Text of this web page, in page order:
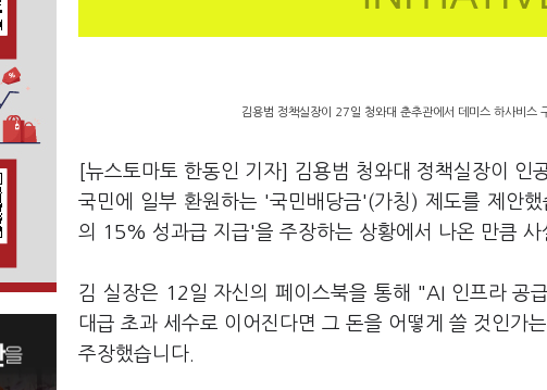
김용범 정책실장이 27일 청와대 춘추관에서 데미스 하사비스
[뉴스토마토 한동인 기자] 김용범 청와대 정책실장이
국민에 일부 환원하는 '국민배당금'(가칭) 제도를 제안
의 15% 성과급 지급'을 주장하는 상황에서 나온 만큼
김 실장은 12일 자신의 페이스북을 통해 "AI 인프라 공
대급 초과 세수로 이어진다면 그 돈을 어떻게 쓸 것인가
주장했습니다.